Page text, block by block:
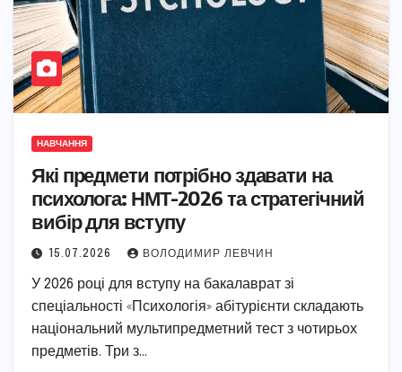
НАВЧАННЯ
Які предмети потрібно здавати на
психолога: НМТ-2026 та стратегічний
вибір для вступу
15.07.2026 ВОЛОДИМИР ЛЕВЧИН
У 2026 році для вступу на бакалаврат зі
спеціальності «Психологія» абітурієнти складають
національний мультипредметний тест з чотирьох
предметів. Три з…